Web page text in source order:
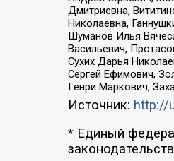
Дмитриевна,
Николаевна,
Шуманов Илья
Васильевич,
Сухих Дарья
Сергей Ефимович,
Генри Маркович,
Источник: http://
* Единый